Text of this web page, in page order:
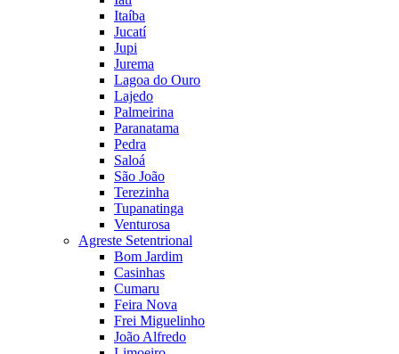
Itaíba
Jucatí
Jupi
Jurema
Lagoa do Ouro
Lajedo
Palmeirina
Paranatama
Pedra
Saloá
São João
Terezinha
Tupanatinga
Venturosa
Agreste Setentrional
Bom Jardim
Casinhas
Cumaru
Feira Nova
Frei Miguelinho
João Alfredo